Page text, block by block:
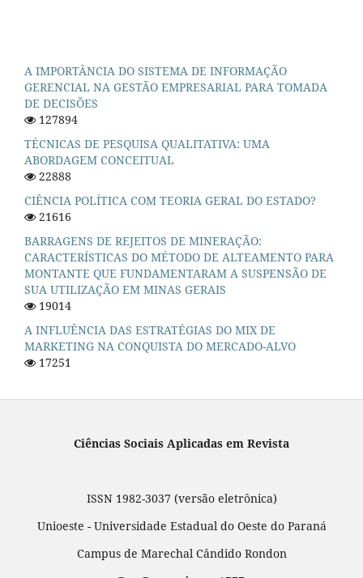
A IMPORTÂNCIA DO SISTEMA DE INFORMAÇÃO
GERENCIAL NA GESTÃO EMPRESARIAL PARA TOMADA
DE DECISÕES
127894
TÉCNICAS DE PESQUISA QUALITATIVA: UMA
ABORDAGEM CONCEITUAL
22888
CIÊNCIA POLÍTICA COM TEORIA GERAL DO ESTADO?
21616
BARRAGENS DE REJEITOS DE MINERAÇÃO:
CARACTERÍSTICAS DO MÉTODO DE ALTEAMENTO PARA
MONTANTE QUE FUNDAMENTARAM A SUSPENSÃO DE
SUA UTILIZAÇÃO EM MINAS GERAIS
19014
A INFLUÊNCIA DAS ESTRATÉGIAS DO MIX DE
MARKETING NA CONQUISTA DO MERCADO-ALVO
17251
Ciências Sociais Aplicadas em Revista
ISSN 1982-3037 (versão eletrônica)
Unioeste - Universidade Estadual do Oeste do Paraná
Campus de Marechal Cândido Rondon